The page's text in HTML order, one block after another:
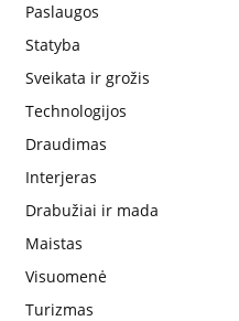
Paslaugos
Statyba
Sveikata ir grožis
Technologijos
Draudimas
Interjeras
Drabužiai ir mada
Maistas
Visuomenė
Turizmas